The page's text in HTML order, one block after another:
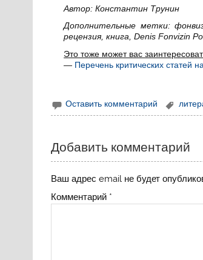
Автор: Константин Трунин
Дополнительные метки:
рецензия, книга, Denis Fonvizin
Это тоже может вас
— Перечень критических статей
Оставить комментарий
Добавить комментарий
Ваш адрес email не будет
Комментарий *